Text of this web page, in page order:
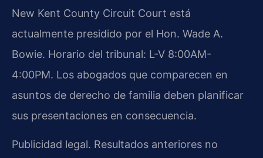
New Kent County Circuit Court está
actualmente presidido por el Hon. Wade A.
Bowie. Horario del tribunal: L-V 8:00AM-
4:00PM. Los abogados que comparecen en
asuntos de derecho de familia deben planificar
sus presentaciones en consecuencia.
Publicidad legal. Resultados anteriores no